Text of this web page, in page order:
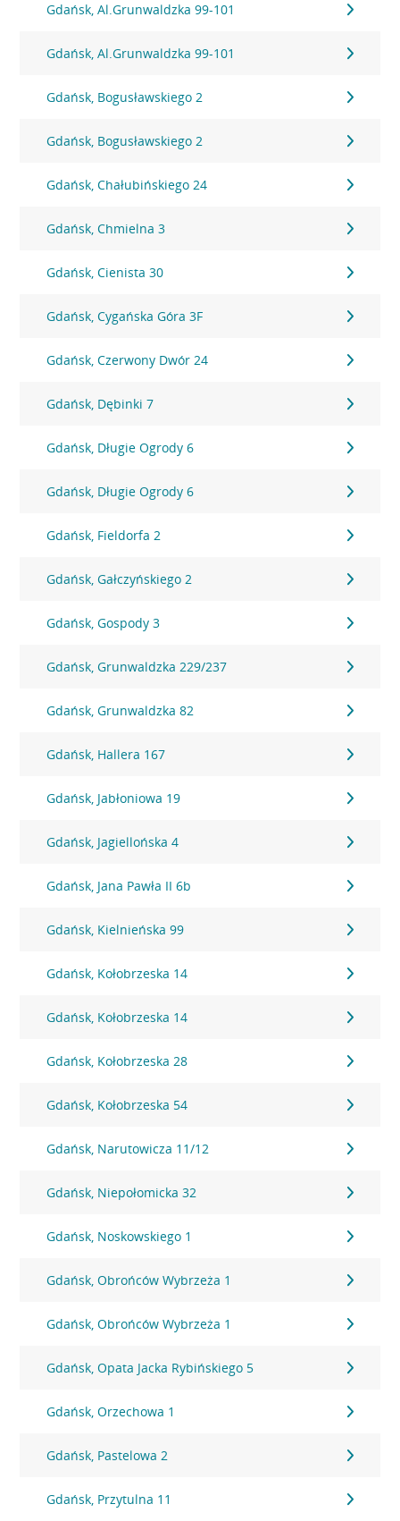
Gdańsk, Al.Grunwaldzka 99-101
Gdańsk, Al.Grunwaldzka 99-101
Gdańsk, Bogusławskiego 2
Gdańsk, Bogusławskiego 2
Gdańsk, Chałubińskiego 24
Gdańsk, Chmielna 3
Gdańsk, Cienista 30
Gdańsk, Cygańska Góra 3F
Gdańsk, Czerwony Dwór 24
Gdańsk, Dębinki 7
Gdańsk, Długie Ogrody 6
Gdańsk, Długie Ogrody 6
Gdańsk, Fieldorfa 2
Gdańsk, Gałczyńskiego 2
Gdańsk, Gospody 3
Gdańsk, Grunwaldzka 229/237
Gdańsk, Grunwaldzka 82
Gdańsk, Hallera 167
Gdańsk, Jabłoniowa 19
Gdańsk, Jagiellońska 4
Gdańsk, Jana Pawła II 6b
Gdańsk, Kielnieńska 99
Gdańsk, Kołobrzeska 14
Gdańsk, Kołobrzeska 14
Gdańsk, Kołobrzeska 28
Gdańsk, Kołobrzeska 54
Gdańsk, Narutowicza 11/12
Gdańsk, Niepołomicka 32
Gdańsk, Noskowskiego 1
Gdańsk, Obrońców Wybrzeża 1
Gdańsk, Obrońców Wybrzeża 1
Gdańsk, Opata Jacka Rybińskiego 5
Gdańsk, Orzechowa 1
Gdańsk, Pastelowa 2
Gdańsk, Przytulna 11